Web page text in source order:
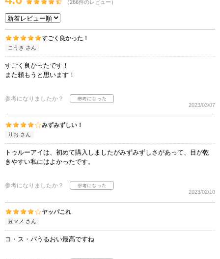
（266件のレビュー）
すごく良かった！
こうき さん
すごく良かったです！
また頼もうと思います！
参考になりましたか？
2023/03/07
みずみずしい！
りお さん
トゥルーアイは、初めて購入しましたがみずみずしさがあって、目が乾
きやすい私にはよかったです。
参考になりましたか？
2023/02/10
ヤッパこれ
豆マメ さん
コ・ス・パうるおい最高ですね